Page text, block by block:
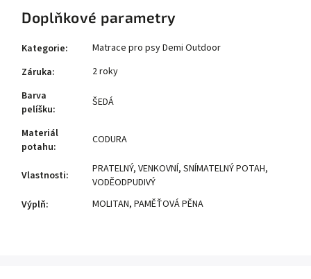
Doplňkové parametry
Kategorie:
Matrace pro psy Demi Outdoor
Záruka:
2 roky
Barva
pelíšku:
ŠEDÁ
Materiál
potahu:
CODURA
Vlastnosti: PRATELNÝ, VENKOVNÍ, SNÍMATELNÝ POTAH,
VODĚODPUDIVÝ
Výplň: MOLITAN, PAMĚŤOVÁ PĚNA